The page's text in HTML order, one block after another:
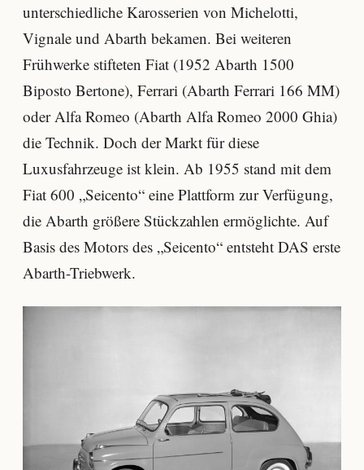
unterschiedliche Karosserien von Michelotti,
Vignale und Abarth bekamen. Bei weiteren
Frühwerke stifteten Fiat (1952 Abarth 1500
Biposto Bertone), Ferrari (Abarth Ferrari 166 MM)
oder Alfa Romeo (Abarth Alfa Romeo 2000 Ghia)
die Technik. Doch der Markt für diese
Luxusfahrzeuge ist klein. Ab 1955 stand mit dem
Fiat 600 „Seicento“ eine Plattform zur Verfügung,
die Abarth größere Stückzahlen ermöglichte. Auf
Basis des Motors des „Seicento“ entsteht DAS erste
Abarth-Triebwerk.